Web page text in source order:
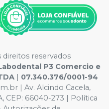
reservados
P3 Comercio e
| 07.340.376/0001-94
| Av. Alcindo Cacela,
CEP: 66040-273 | Política